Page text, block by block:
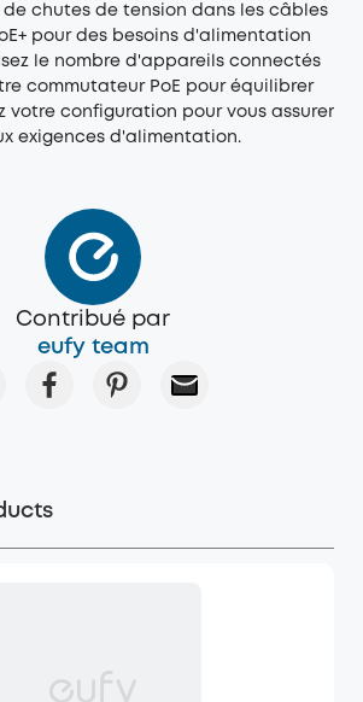
chutes de tension dans les câbles
pour des besoins d'alimentation
le nombre d'appareils connectés
commutateur PoE pour équilibrer
votre configuration pour vous assurer
exigences d'alimentation.
Contribué par
eufy team